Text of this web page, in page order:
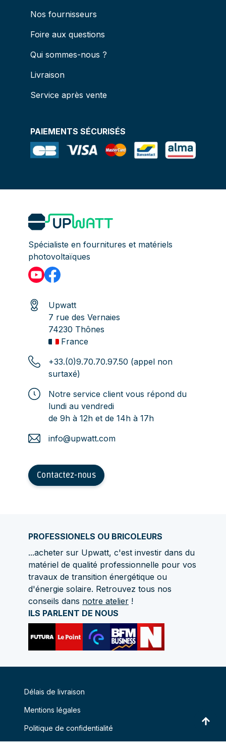
Nos fournisseurs
Foire aux questions
Qui sommes-nous ?
Livraison
Service après vente
PAIEMENTS SÉCURISÉS
Spécialiste en fournitures et matériels
photovoltaïques
Upwatt
7 rue des Vernaies
74230 Thônes
France
+33.(0)9.70.70.97.50 (appel non
surtaxé)
Notre service client vous répond du
lundi au vendredi
de 9h à 12h et de 14h à 17h
info@upwatt.com
Contactez-nous
PROFESSIONELS OU BRICOLEURS
...acheter sur Upwatt, c'est investir dans du
matériel de qualité professionnelle pour vos
travaux de transition énergétique ou
d'énergie solaire. Retrouvez tous nos
conseils dans notre atelier !
ILS PARLENT DE NOUS
Délais de livraison
Mentions légales
Politique de confidentialité